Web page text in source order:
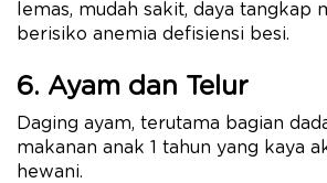
lemas, mudah sakit, daya tangkap
berisiko anemia defisiensi besi.
6. Ayam dan Telur
Daging ayam, terutama bagian
makanan anak 1 tahun yang kaya
hewani.